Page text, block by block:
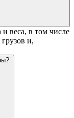
веса, в том числе
и,